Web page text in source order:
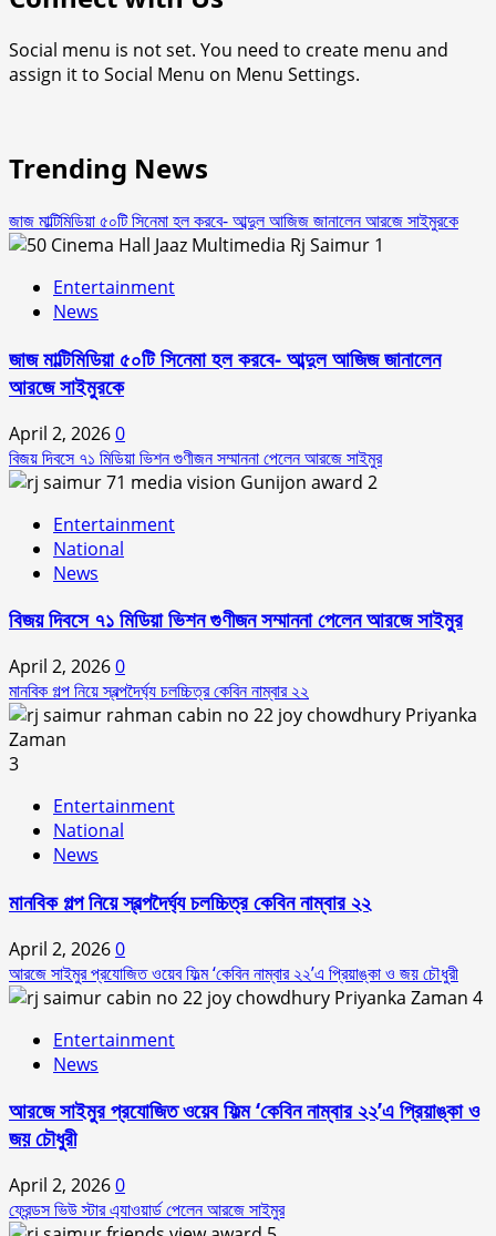
Social menu is not set. You need to create menu and
assign it to Social Menu on Menu Settings.
Trending News
জাজ মাল্টিমিডিয়া ৫০টি সিনেমা হল করবে- আব্দুল আজিজ জানালেন আরজে সাইমুরকে
1
Entertainment
News
জাজ মাল্টিমিডিয়া ৫০টি সিনেমা হল করবে- আব্দুল আজিজ জানালেন
আরজে সাইমুরকে
April 2, 20260
বিজয় দিবসে ৭১ মিডিয়া ভিশন গুণীজন সম্মাননা পেলেন আরজে সাইমুর
2
Entertainment
National
News
বিজয় দিবসে ৭১ মিডিয়া ভিশন গুণীজন সম্মাননা পেলেন আরজে সাইমুর
April 2, 20260
মানবিক গল্প নিয়ে স্বল্পদৈর্ঘ‍্য চলচ্চিত্র কেবিন নাম্বার ২২
3
Entertainment
National
News
মানবিক গল্প নিয়ে স্বল্পদৈর্ঘ‍্য চলচ্চিত্র কেবিন নাম্বার ২২
April 2, 20260
আরজে সাইমুর প্রযোজিত ওয়েব ফিল্ম ‘কেবিন নাম্বার ২২’এ প্রিয়াঙ্কা ও জয় চৌধুরী
4
Entertainment
News
আরজে সাইমুর প্রযোজিত ওয়েব ফিল্ম ‘কেবিন নাম্বার ২২’এ প্রিয়াঙ্কা ও
জয় চৌধুরী
April 2, 20260
ফ্রেন্ডস ভিউ স্টার এ্যাওয়ার্ড পেলেন আরজে সাইমুর